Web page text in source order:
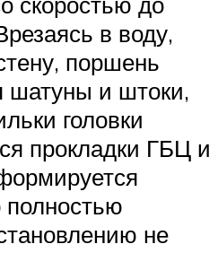
в воду,
поршень
шатуны и штоки,
головки
прокладки ГБЦ и
полностью
не